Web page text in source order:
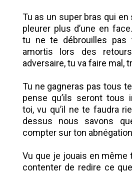
Tu as un super bras qui
pleurer plus d’une en
tu ne te débrouilles pas
amortis lors des
adversaire, tu va faire mal,
Tu ne gagneras pas tous
pense qu’ils seront tous
toi, vu qu’il ne te faudra
dessus nous savons
compter sur ton
Vu que je jouais en même
contenter de redire ce